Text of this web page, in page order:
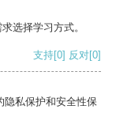
选择学习方式。
支持[0] 反对[0]
隐私保护和安全性保